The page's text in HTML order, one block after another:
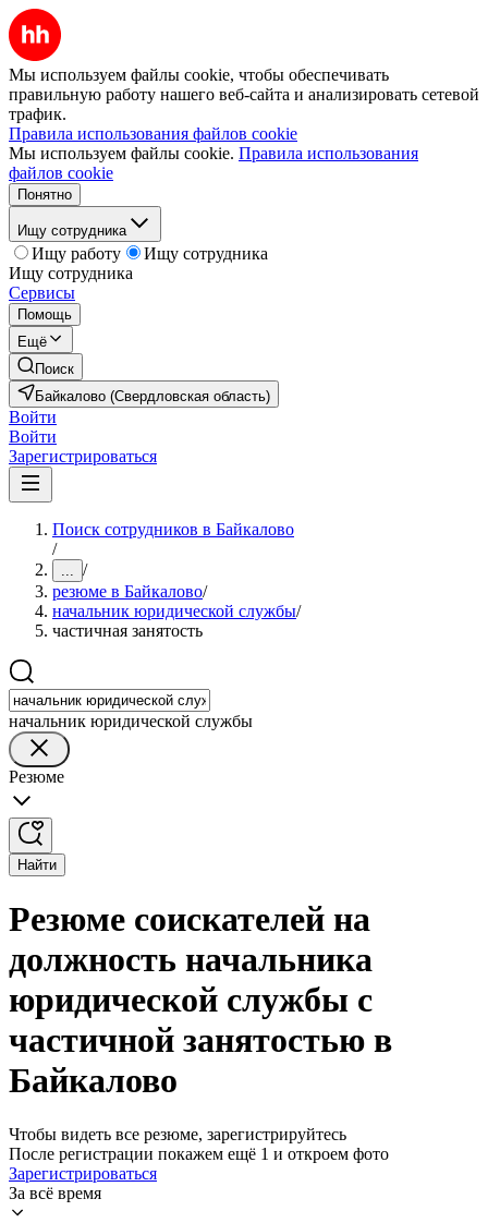
Мы используем файлы cookie, чтобы обеспечивать
правильную работу нашего веб-сайта и анализировать сетевой
трафик.
Правила использования файлов cookie
Мы используем файлы cookie. Правила использования
файлов cookie
Понятно
Ищу сотрудника
Ищу работу
Ищу сотрудника
Ищу сотрудника
Сервисы
Помощь
Ещё
Поиск
Байкалово (Свердловская область)
Войти
Войти
Зарегистрироваться
Поиск сотрудников в Байкалово
/
... /
резюме в Байкалово/
начальник юридической службы/
частичная занятость
начальник юридической службы
Резюме
Найти
Резюме соискателей на
должность начальника
юридической службы с
частичной занятостью в
Байкалово
Чтобы видеть все резюме, зарегистрируйтесь
После регистрации покажем ещё 1 и откроем фото
Зарегистрироваться
За всё время